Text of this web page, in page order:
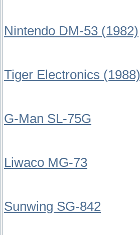
Nintendo DM-53 (1982)
Tiger Electronics (1988)
G-Man SL-75G
Liwaco MG-73
Sunwing SG-842